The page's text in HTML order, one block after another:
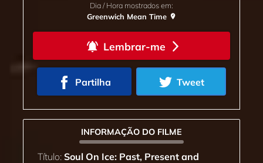
Dia / Hora mostrados em:
Greenwich Mean Time
Lembrar-me
Partilha Tweet
INFORMAÇÃO DO FILME
Título: Soul On Ice: Past, Present and